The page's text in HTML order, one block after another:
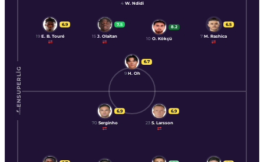
ENSUPERLIG
4 W. Ndidi
6.5
7 M. Rashica
8.2
10 O. Kökçü
7.5
15 J. Olaitan
6.9
19 E. B. Touré
6.7
9 H. Oh
6.9
70 Serginho
6.9
23 S. Larsson